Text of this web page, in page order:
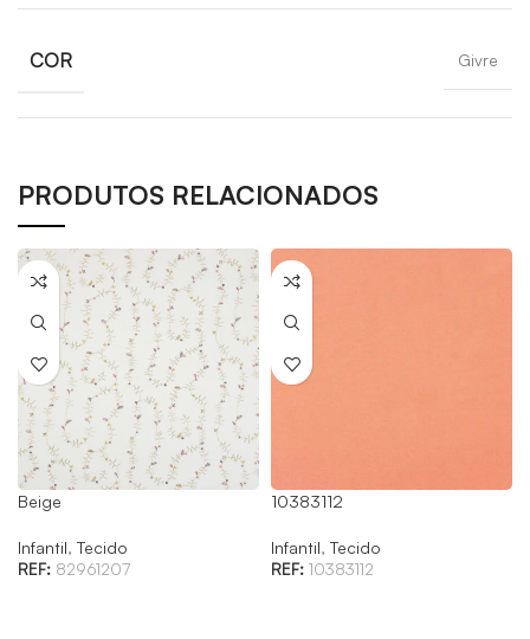
COR Givre
PRODUTOS RELACIONADOS
Beige
Infantil, Tecido
REF: 82961207
10383112
Infantil, Tecido
REF: 10383112